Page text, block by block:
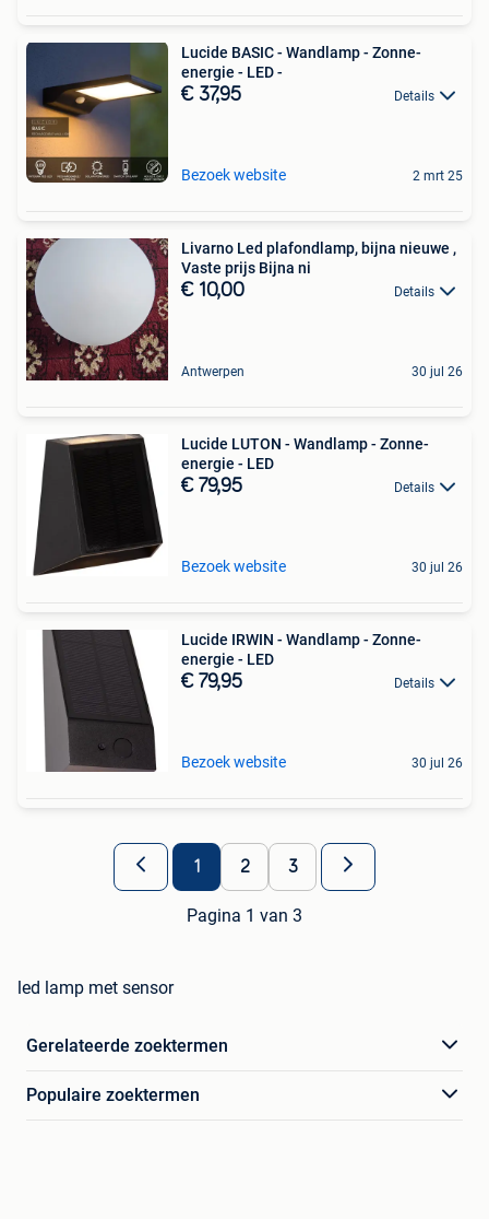
Lucide BASIC - Wandlamp - Zonne-
energie - LED -
€ 37,95 Details
Bezoek website 2 mrt 25
Livarno Led plafondlamp, bijna nieuwe ,
Vaste prijs Bijna ni
€ 10,00 Details
Antwerpen 30 jul 26
Lucide LUTON - Wandlamp - Zonne-
energie - LED
€ 79,95 Details
Bezoek website 30 jul 26
Lucide IRWIN - Wandlamp - Zonne-
energie - LED
€ 79,95 Details
Bezoek website 30 jul 26
1 2 3
Pagina 1 van 3
led lamp met sensor
Gerelateerde zoektermen
Populaire zoektermen